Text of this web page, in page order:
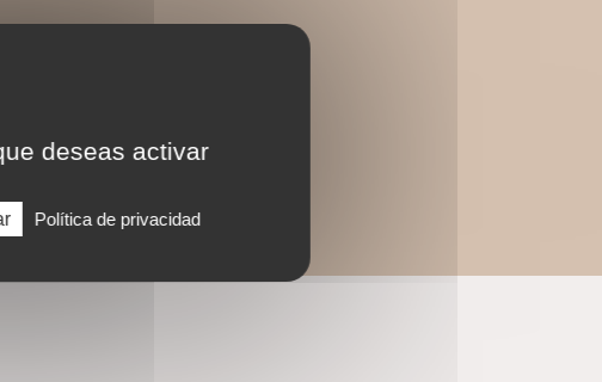
deseas activar
Política de privacidad